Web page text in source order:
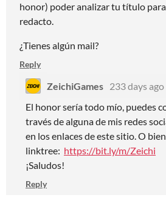
honor) poder analizar tu título
redacto.
¿Tienes algún mail?
Reply
ZeichiGames 233 days ago
El honor sería todo mío, puedes
través de alguna de mis redes
en los enlaces de este sitio. O
linktree: https://bit.ly/m/Zeichi
¡Saludos!
Reply